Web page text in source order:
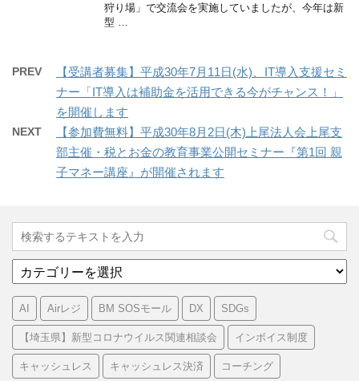
狩り場」で交流会を実施していましたが、今年は新
型 …
PREV
【受講者募集】平成30年7月11日(水)、IT導入支援セミ
ナー「IT導入は補助金を活用できる今がチャンス！」
を開催します
NEXT
【参加費無料】平成30年8月2日(木)上尾法人会上尾支
部主催・税とお金の教育事業公開セミナー『第1回 親
子マネー講座』が開催されます
テ
ゴ
リ
AI Airレジ BM SOSモール DX SDGs
【埼玉県】新型コロナウイルス関連相談会 インボイス制度
キャッシュレス キャッシュレス決済 コーチング